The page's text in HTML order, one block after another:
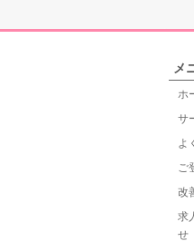
メ
ホ
サ
よ
ご
改
求
せ